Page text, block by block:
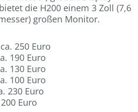
die H200 einem 3 Zoll (7,6
großen Monitor.
250 Euro
190 Euro
130 Euro
100 Euro
230 Euro
Euro